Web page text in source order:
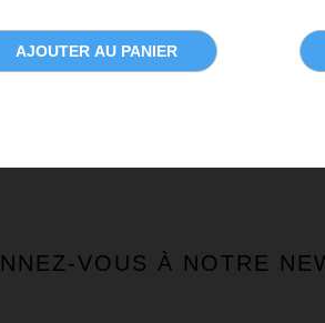
AJOUTER AU PANIER
VOUS À NOTRE